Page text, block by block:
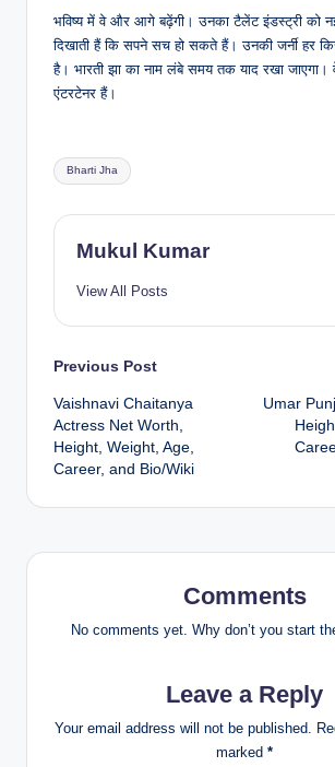
भविष्य में वे और आगे बढ़ेंगी। उनका टैलेंट इंडस्ट्री को
दिखाती हैं कि सपने सच हो सकते हैं। उनकी जर्नी हर
है। भारती झा का नाम लंबे समय तक याद रखा जाएगा।
एंटरटेनर हैं।
Tags:
Bharti Jha
Mukul Kumar
View All Posts
Post
navigation
Previous Post
Vaishnavi Chaitanya
Actress Net Worth,
Height, Weight, Age,
Career, and Bio/Wiki
Umar
Comments
No comments yet. Why don’t you start
Leave a Reply
Your email address will not be published.
marked *